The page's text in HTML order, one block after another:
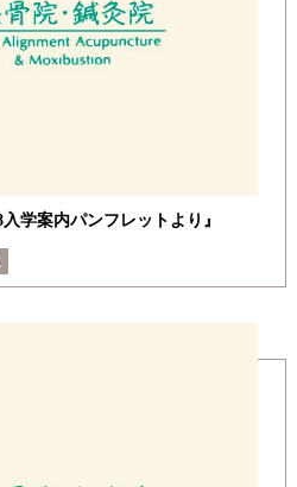
学案内パンフレットより』